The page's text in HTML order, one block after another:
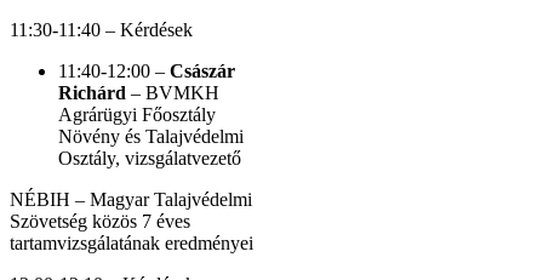
11:30-11:40 – Kérdések
11:40-12:00 – Császár
Richárd – BVMKH
Agrárügyi Főosztály
Növény és Talajvédelmi
Osztály, vizsgálatvezető
NÉBIH – Magyar Talajvédelmi
Szövetség közös 7 éves
tartamvizsgálatának eredményei